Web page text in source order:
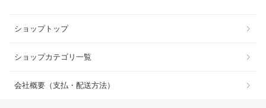
ショップトップ
ショップカテゴリ一覧
会社概要（支払・配送方法）